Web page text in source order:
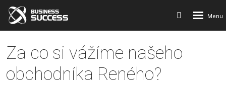
Vyhledávání
Rozbalení
Za co si vážíme našeho
obchodníka Reného?